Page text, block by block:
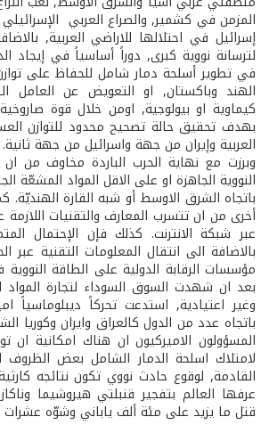
المزمن في كشمير, والصراع العربي
إسرائيل في احتلالها للاراضي العربية,
لترسانة نووية كبرى, دوراً أساسياً في إيجاد
في تطوير أسلحة دمار شامل للحفاظ على
الهند وباكستان, او التعويض عن العامل
كيماوية او بيولوجية, اومن خلال قوة
بهدف تحقيق حالة تصحيح محدود للتوازن
العربية وإيران من جهة واسرائيل من جهة ثانية.
وبرزت مع نهاية الحرب الباردة مخاوف من
النووية الجاهزة او على الاقل المواد المشعّة
باتجاه الشرق الاوسط أو شبه القارة
أخرى من ان تتسرب المعارف والتقنيات
عبر شبكة الانترنت. كذلك فإن الإحتمال
بالاضافة الى انتقال المعلومات التقنية عبر
مؤسسات الرقابة الدولية على الطاقة
بعد ان شهدت السوق السوداء لتجارة
وغير اعتيادية, استدعت تحركاً ديبلوماسياً
باتجاه عدد من الدول كالعراق وايران وكوريا
المسؤولون الاميركيون ان هناك امكانية ان
لامتلاك اسلحة الدمار الشامل بعض الظروف
القادمة, لوقوع حادث نووي تكون نتائجه
قتل ما يزيد على مئة ألف ياباني وشوّه عشرات